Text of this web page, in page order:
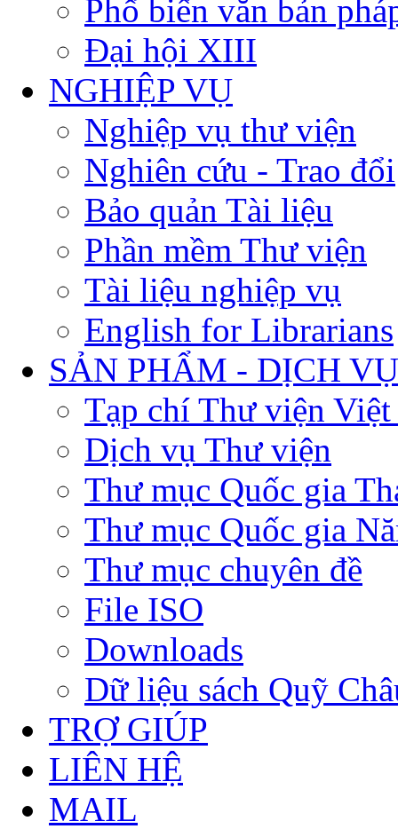
Phổ biến văn bản
Đại hội XIII
NGHIỆP VỤ
Nghiệp vụ thư viện
Nghiên cứu - Trao đổi
Bảo quản Tài liệu
Phần mềm Thư viện
Tài liệu nghiệp vụ
English for Librarians
SẢN PHẨM - DỊCH VỤ
Tạp chí Thư viện Việt
Dịch vụ Thư viện
Thư mục Quốc gia
Thư mục Quốc gia
Thư mục chuyên đề
File ISO
Downloads
Dữ liệu sách Quỹ
TRỢ GIÚP
LIÊN HỆ
MAIL